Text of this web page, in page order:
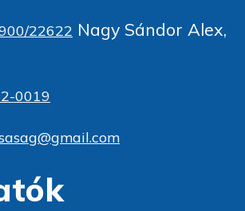
22622 Nagy Sándor Alex,
0019